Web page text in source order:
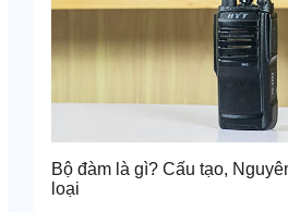
Bộ đàm là gì? Cấu tạo,
loại